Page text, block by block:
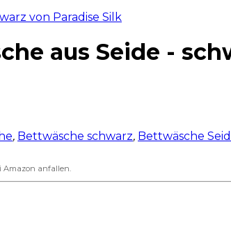
aus Seide -
, Bettwäsche schwarz, Bettwäsche
Amazon anfallen.